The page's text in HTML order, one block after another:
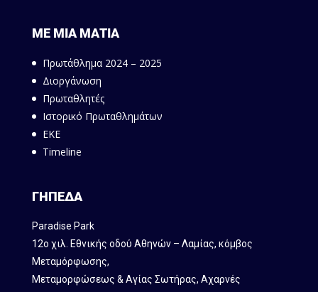
ΜΕ ΜΙΑ ΜΑΤΙΑ
Πρωτάθλημα 2024 – 2025
Διοργάνωση
Πρωταθλητές
Ιστορικό Πρωταθλημάτων
ΕΚΕ
Timeline
ΓΗΠΕΔΑ
Paradise Park
12ο χιλ. Εθνικής οδού Αθηνών – Λαμίας, κόμβος
Mεταμόρφωσης,
Μεταμορφώσεως & Αγίας Σωτήρας, Αχαρνές